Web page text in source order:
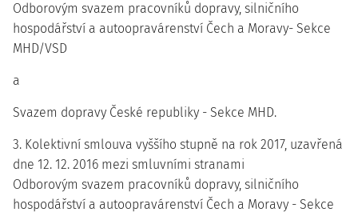
Odborovým svazem pracovníků dopravy, silničního
hospodářství a autoopravárenství Čech a Moravy- Sekce
MHD/VSD
a
Svazem dopravy České republiky - Sekce MHD.
3. Kolektivní smlouva vyššího stupně na rok 2017, uzavřená
dne 12. 12. 2016 mezi smluvními stranami
Odborovým svazem pracovníků dopravy, silničního
hospodářství a autoopravárenství Čech a Moravy - Sekce